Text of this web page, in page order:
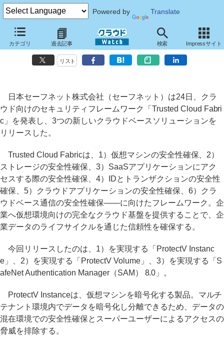
Powered by Translate
カテゴリ 過去記事 検索 Impressサイト
セーフネット、クラウドセキュリティフレームワーク「Trusted Cloud
Fabric」
リスト
日本セーフネット株式会社（セーフネット）は24日、クラ
ウド向けのセキュリティフレームワーク「Trusted Cloud Fabri
c」を発表し、3つの新しいクラウドベースソリューションを
リリースした。
Trusted Cloud Fabricは、1）仮想マシンの安全性確保、2）
ストレージの安全性確保、3）SaaSアプリケーションにアク
セスする際の安全性確保、4）IDとトランザクションの安全性
確保、5）クラウドアプリケーションの安全性確保、6）クラ
ウドベース通信の安全性確保――に向けたフレームワーク。企
業へ仮想環境向けの完全なクラウド基盤を提供することで、企
業データのライフサイクルを通じた信頼性を確保する。
今回リリースしたのは、1）を実現する「ProtectV Instanc
e」、2）を実現する「ProtectV Volume」、3）を実現する「S
afeNet Authentication Manager（SAM） 8.0」。
ProtectV Instanceは、仮想マシンを暗号化する製品。マルチ
テナント環境内でデータを暗号化し分離できるため、データの
混在環境での安全性確保とスーパーユーザーによるアクセスの
脅威を排除する。